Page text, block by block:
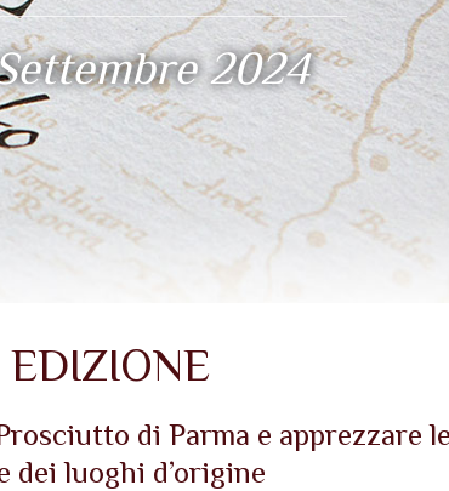
2024
di Parma e apprezzare
dei luoghi d’origine